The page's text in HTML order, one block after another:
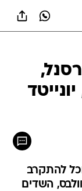
תוכל להתקרב
בפסגה. קלופ חטף 3:0 מוולבס, השדים